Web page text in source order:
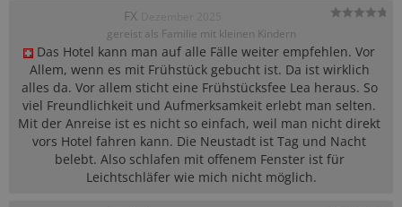
FX
gereist als Familie mit kleinen Kindern
Das Hotel kann man auf alle Fälle weiter empfehlen. Vor
Allem, wenn es mit Frühstück gebucht ist. Da ist wirklich
alles da. Vor allem sticht eine Frühstücksfee Lea heraus. So
viel Freundlichkeit und Aufmerksamkeit erlebt man selten.
Mit der Anreise ist es nicht so einfach, weil man nicht direkt
vors Hotel fahren kann. Die Neustadt ist Tag und Nacht
belebt. Also schlafen mit offenem Fenster ist für
Leichtschläfer wie mich nicht möglich.